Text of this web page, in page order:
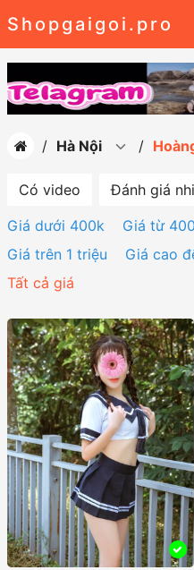
Shopgaigoi.pro
Hà Nội
Có video Đánh giá
Giá dưới 400k
Giá từ
Giá trên 1 triệu
Giá cao
Tất cả giá